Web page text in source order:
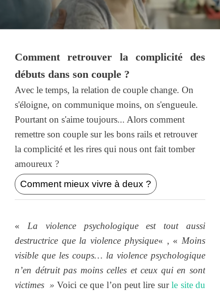
Comment retrouver la complicité des
débuts dans son couple ?
Avec le temps, la relation de couple change. On
s'éloigne, on communique moins, on s'engueule.
Pourtant on s'aime toujours... Alors comment
remettre son couple sur les bons rails et retrouver
la complicité et les rires qui nous ont fait tomber
amoureux ?
Comment mieux vivre à deux ?
« La violence psychologique est tout aussi
destructrice que la violence physique« , « Moins
visible que les coups… la violence psychologique
n’en détruit pas moins celles et ceux qui en sont
victimes »Voici ce que l’on peut lire surle site du